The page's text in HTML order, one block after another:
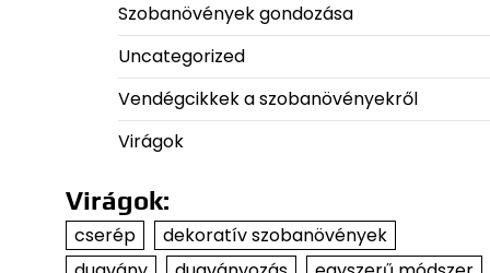
Szobanövények gondozása
Uncategorized
Vendégcikkek a szobanövényekről
Virágok
Virágok:
cserép
dekoratív szobanövények